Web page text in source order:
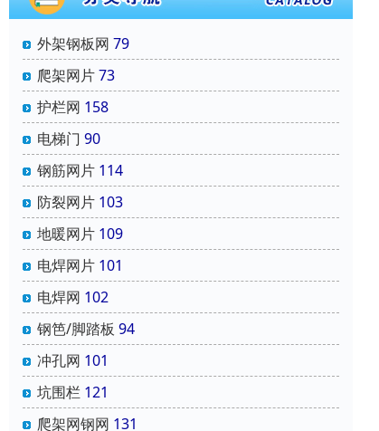
外架钢板网 79
爬架网片73
护栏网 158
电梯门 90
钢筋网片 114
防裂网片 103
地暖网片 109
电焊网片 101
电焊网 102
钢笆/脚踏板 94
冲孔网 101
坑围栏 121
爬架网钢网 131